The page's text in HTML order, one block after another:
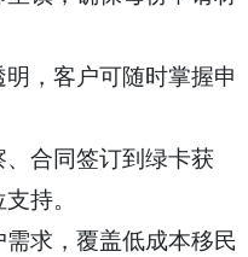
明，客户可随时掌握申
、合同签订到绿卡获
持。
需求，覆盖低成本移民